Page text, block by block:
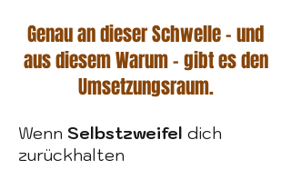
Genau an dieser Schwelle – und
aus diesem Warum – gibt es den
Umsetzungsraum.
Wenn Selbstzweifel dich
zurückhalten